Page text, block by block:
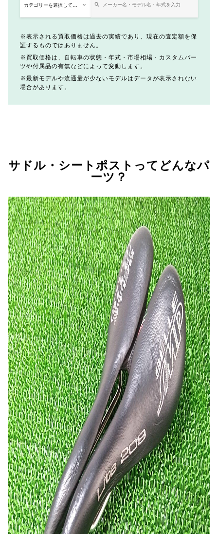
表示される買取価格は過去の実績であり、現在の査定額を保
証するものではありません。
買取価格は、自転車の状態・年式・市場相場・カスタムパー
ツや付属品の有無などによって変動します。
最新モデルや流通量が少ないモデルはデータが表示されない
場合があります。
サドル・シートポストってどんなパ
ーツ？